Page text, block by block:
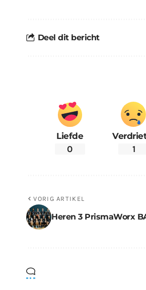
Deel dit bericht
Liefde
0 1
VORIG ARTIKEL
Heren 3 PrismaWorx